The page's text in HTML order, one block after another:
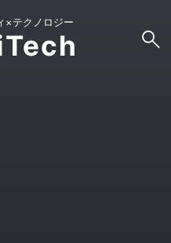
×テクノロジー